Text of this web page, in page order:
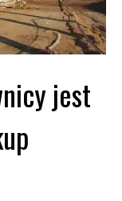
jest